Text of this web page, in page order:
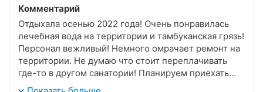
Комментарий
Отдыхала осенью 2022 года! Очень понравилась
лечебная вода на территории и тамбуканская грязь!
Персонал вежливый! Немного омрачает ремонт на
территории. Не думаю что стоит переплачивать
где-то в другом санатории! Планируем приехать
еще!